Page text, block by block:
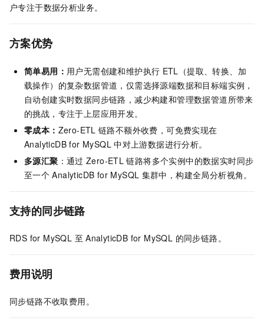
户专注于数据分析业务。
方案优势
简单易用： 用户无需创建和维护执行 ETL（提取、转换、加
载操作）的复杂数据管道，仅需选择源端数据和目标端实例，
自动创建实时数据同步链路，减少构建和管理数据管道所带来
的挑战，专注于上层应用开发。
零成本： Zero-ETL 链路不额外收费，可免费实现在
AnalyticDB for MySQL 中对上游数据进行分析。
多源汇聚 ：通过 Zero-ETL 链路将多个实例中的数据实时同步
至一个 AnalyticDB for MySQL 集群中，构建全局分析视角。
支持的同步链路
RDS for MySQL 至 AnalyticDB for MySQL 的同步链路。
费用说明
同步链路不收取费用。